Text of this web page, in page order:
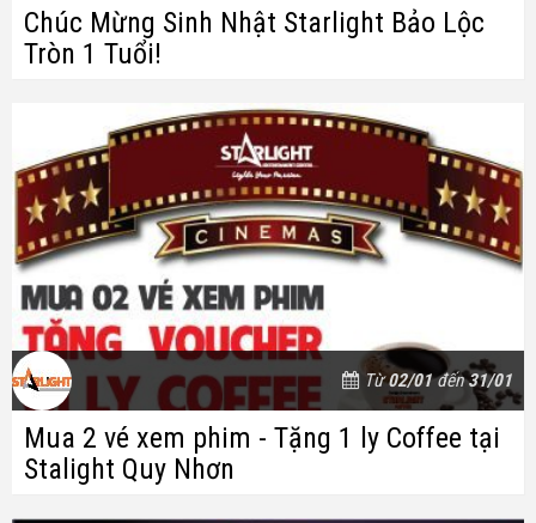
Chúc Mừng Sinh Nhật Starlight Bảo Lộc
Tròn 1 Tuổi!
Từ02/01đến31/01
Mua 2 vé xem phim - Tặng 1 ly Coffee tại
Stalight Quy Nhơn